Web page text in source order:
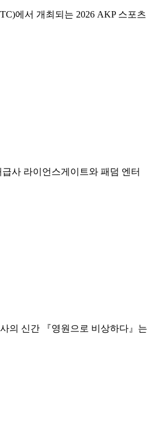
에서 개최되는 2026 AKP 스포츠
사 라이언스게이트와 패덤 엔터
의 신간 『영원으로 비상하다』는